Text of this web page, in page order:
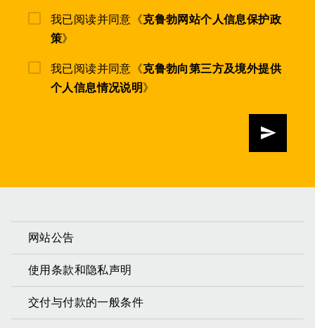
我已阅读并同意《克鲁勃网站个人信息保护政
策》
我已阅读并同意《克鲁勃向第三方及境外提供
个人信息情况说明》
发送
网站公告
使用条款和隐私声明
交付与付款的一般条件